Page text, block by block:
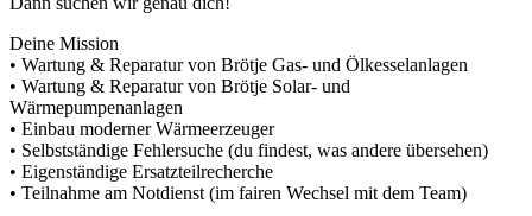
Deine Mission
• Wartung & Reparatur von Brötje Gas- und Ölkesselanlagen
• Wartung & Reparatur von Brötje Solar- und
Wärmepumpenanlagen
• Einbau moderner Wärmeerzeuger
• Selbstständige Fehlersuche (du findest, was andere übersehen)
• Eigenständige Ersatzteilrecherche
• Teilnahme am Notdienst (im fairen Wechsel mit dem Team)